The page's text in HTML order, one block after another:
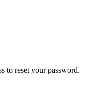
to reset your password.